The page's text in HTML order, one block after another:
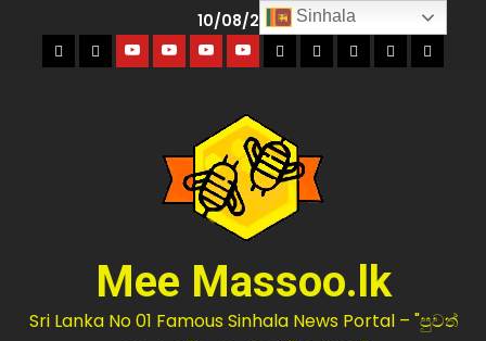
10/08/2026
Mee Massoo.lk
Sri Lanka No 01 Famous Sinhala News Portal – "පුවත්
Sinhala